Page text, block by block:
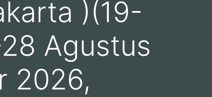
)(19-
Agustus
2026,